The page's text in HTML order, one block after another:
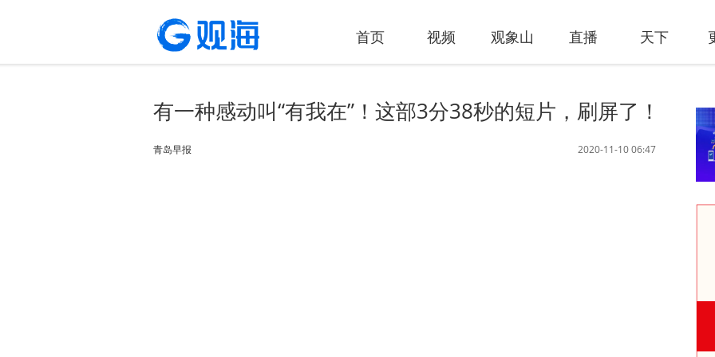
首页 视频 观象山 直播 天下
有一种感动叫“有我在”！这部3分38秒的短片，刷屏了！
2020-11-10 06:47
青岛早报